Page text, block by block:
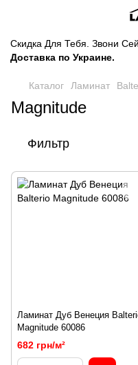
Скидка Для Тебя. Звони
Доставка по Украине.
Каталог Ламинат
Magnitude
Фильтр
Ламинат Дуб Венеция
Magnitude 60086
682 грн/м²